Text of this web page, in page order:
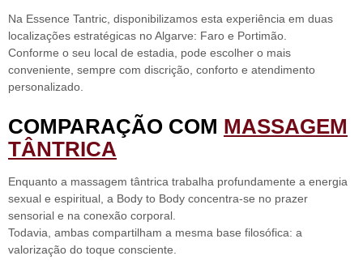
Na Essence Tantric, disponibilizamos esta experiência em duas
localizações estratégicas no Algarve: Faro e Portimão.
Conforme o seu local de estadia, pode escolher o mais
conveniente, sempre com discrição, conforto e atendimento
personalizado.
COMPARAÇÃO COM MASSAGEM
TÂNTRICA
Enquanto a massagem tântrica trabalha profundamente a energia
sexual e espiritual, a Body to Body concentra-se no prazer
sensorial e na conexão corporal.
Todavia, ambas compartilham a mesma base filosófica: a
valorização do toque consciente.